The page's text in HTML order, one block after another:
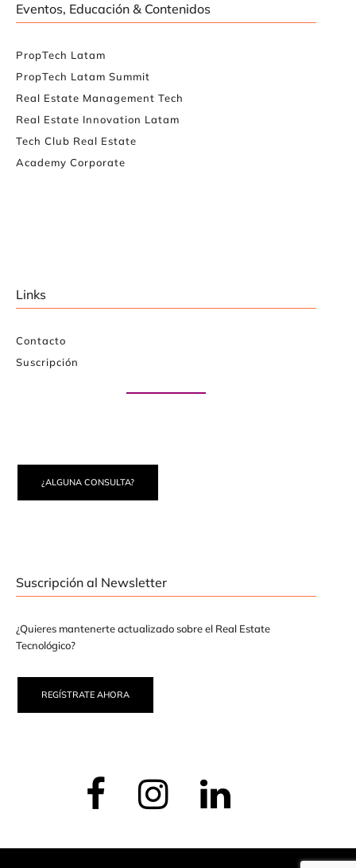
Eventos, Educación & Contenidos
PropTech Latam
PropTech Latam Summit
Real Estate Management Tech
Real Estate Innovation Latam
Tech Club Real Estate
Academy Corporate
Links
Contacto
Suscripción
¿ALGUNA CONSULTA?
Suscripción al Newsletter
¿Quieres mantenerte actualizado sobre el Real Estate
Tecnológico?
REGÍSTRATE AHORA